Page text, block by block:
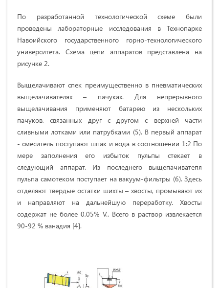
По разработанной технологической схеме были
проведены лабораторные исследования в Технопарке
Навоийского государственного горно-технологического
университета. Схема цепи аппаратов представлена на
рисунке 2.
Выщелачивают спек преимущественно в пневматических
выщелачивателях – пачуках. Для непрерывного
выщелачивания применяют батарею из нескольких
пачуков, связанных друг с другом с верхней части
сливными лотками или патрубками (5). В первый аппарат
- смеситель поступают шпак и вода в соотношении 1:2 По
мере заполнения его избыток пульпы стекает в
следующий аппарат. Из последнего выщепачиватепя
пульпа самотеком поступает на вакуум-фильтры (6). Здесь
отделяют твердые остатки шихты – хвосты, промывают их
и направляют на дальнейшую переработку. Хвосты
содержат не более 0,05% V.. Всего в раствор извлекается
90-92 % ванадия [4].